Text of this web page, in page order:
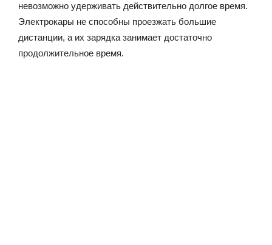
невозможно удерживать действительно долгое время.
Электрокары не способны проезжать большие
дистанции, а их зарядка занимает достаточно
продолжительное время.